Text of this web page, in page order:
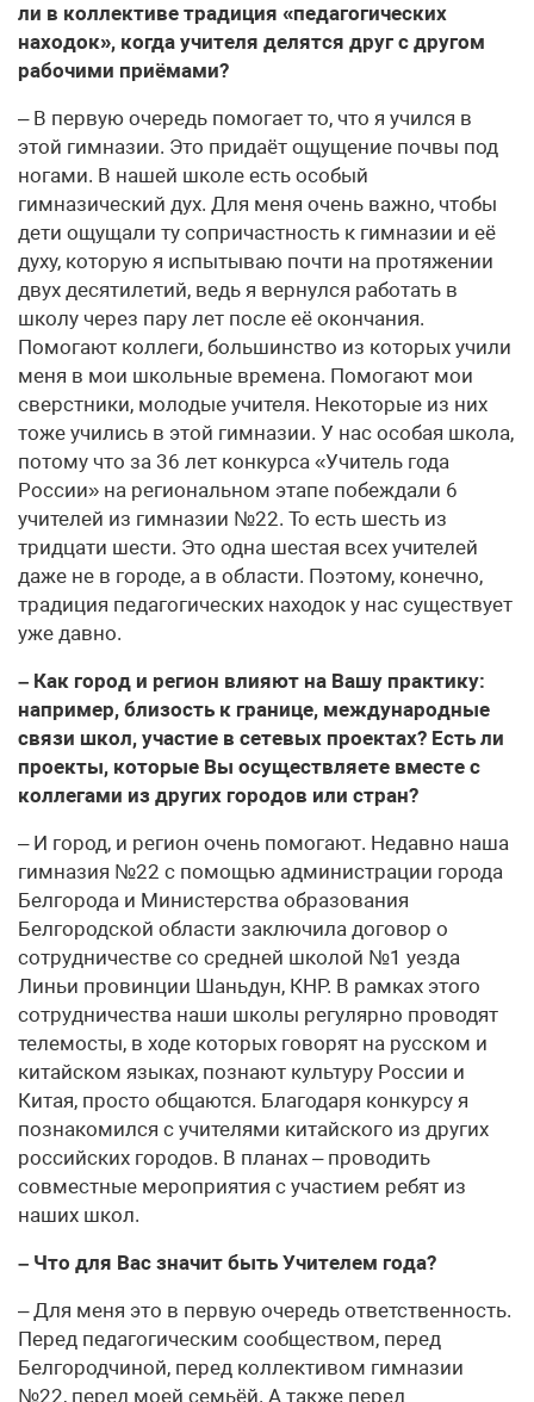
ли в коллективе традиция «педагогических
находок», когда учителя делятся друг с другом
рабочими приёмами?
– В первую очередь помогает то, что я учился в
этой гимназии. Это придаёт ощущение почвы под
ногами. В нашей школе есть особый
гимназический дух. Для меня очень важно, чтобы
дети ощущали ту сопричастность к гимназии и её
духу, которую я испытываю почти на протяжении
двух десятилетий, ведь я вернулся работать в
школу через пару лет после её окончания.
Помогают коллеги, большинство из которых учили
меня в мои школьные времена. Помогают мои
сверстники, молодые учителя. Некоторые из них
тоже учились в этой гимназии. У нас особая школа,
потому что за 36 лет конкурса «Учитель года
России» на региональном этапе побеждали 6
учителей из гимназии №22. То есть шесть из
тридцати шести. Это одна шестая всех учителей
даже не в городе, а в области. Поэтому, конечно,
традиция педагогических находок у нас существует
уже давно.
– Как город и регион влияют на Вашу практику:
например, близость к границе, международные
связи школ, участие в сетевых проектах? Есть ли
проекты, которые Вы осуществляете вместе с
коллегами из других городов или стран?
– И город, и регион очень помогают. Недавно наша
гимназия №22 с помощью администрации города
Белгорода и Министерства образования
Белгородской области заключила договор о
сотрудничестве со средней школой №1 уезда
Линьи провинции Шаньдун, КНР. В рамках этого
сотрудничества наши школы регулярно проводят
телемосты, в ходе которых говорят на русском и
китайском языках, познают культуру России и
Китая, просто общаются. Благодаря конкурсу я
познакомился с учителями китайского из других
российских городов. В планах – проводить
совместные мероприятия с участием ребят из
наших школ.
– Что для Вас значит быть Учителем года?
– Для меня это в первую очередь ответственность.
Перед педагогическим сообществом, перед
Белгородчиной, перед коллективом гимназии
№22, перед моей семьёй. А также перед